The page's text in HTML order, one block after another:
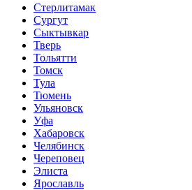
Стерлитамак
Сургут
Сыктывкар
Тверь
Тольятти
Томск
Тула
Тюмень
Ульяновск
Уфа
Хабаровск
Челябинск
Череповец
Элиста
Ярославль